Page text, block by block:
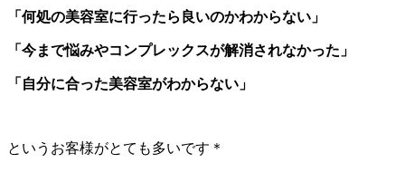
「何処の美容室に行ったら良いのかわからない」
「今まで悩みやコンプレックスが解消されなかった」
「自分に合った美容室がわからない」
というお客様がとても多いです＊